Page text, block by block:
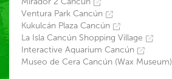
Ventura Park Cancún
Kukulcán Plaza Cancún
La Isla Cancún Shopping Village
Interactive Aquarium Cancún
Museo de Cera Cancún (Wax Museum)